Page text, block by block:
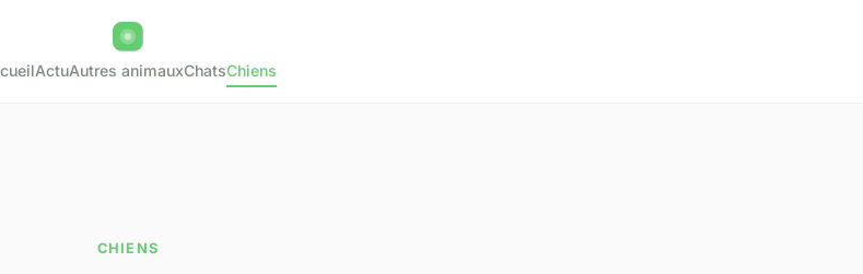
ActuAutres animauxChatsChiens
CHIENS